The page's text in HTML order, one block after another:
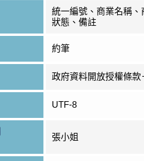
統一編號、商業名稱、
狀態、備註
約筆
政府資料開放授權條款
UTF-8
張小姐